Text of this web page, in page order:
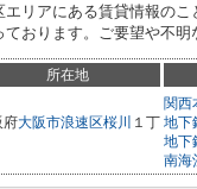
エリアにある賃貸情報の
ております。ご要望や不
所在地
府大阪市浪速区桜川 １丁
関西
地下
地下
南海